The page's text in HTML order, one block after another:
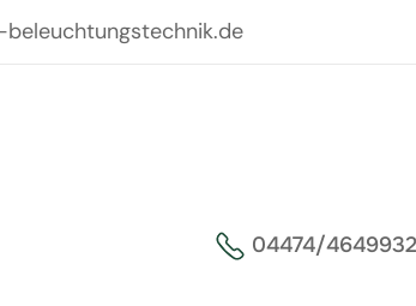
04474/4649932